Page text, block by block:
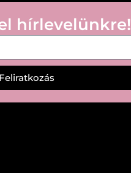
hírlevelünkre!
Feliratkozás